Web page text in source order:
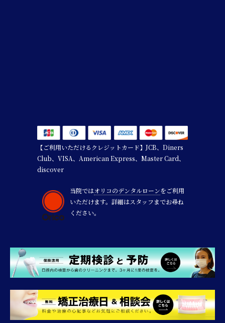
【ご利用いただけるクレジットカード】JCB、Diners
Club、VISA、American Express、Master Card、
discover
当院ではオリコのデンタルローンをご利用
いただけます。詳細はスタッフまでお尋ね
ください。